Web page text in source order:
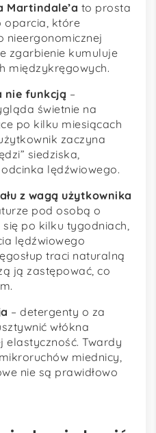
Martindale’a to prosta
oparcia, które
nieergonomicznej
zgarbienie kumuluje
międzykręgowych.
nie funkcją –
świetnie na
po kilku miesiącach
zaczyna
siedziska,
lędźwiowego.
z wagą użytkownika
pod osobą o
się po kilku tygodniach,
lędźwiowego
traci naturalną
ją zastępować, co
– detergenty o za
włókna
elastyczność. Twardy
miednicy,
nie są prawidłowo